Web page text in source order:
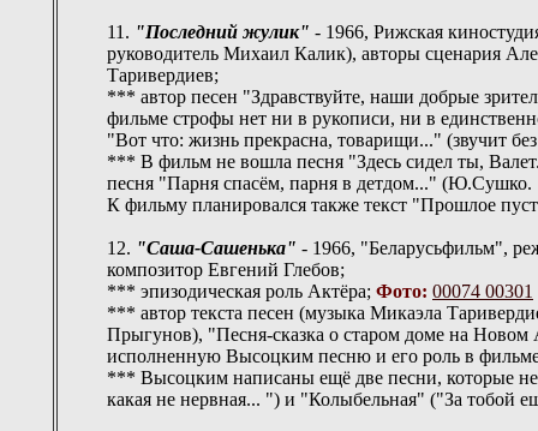
11. "Последний жулик" - 1966, Рижская
руководитель Михаил Калик), авторы сценария
Таривердиев;
*** автор песен "Здравствуйте, наши добрые
фильме строфы нет ни в рукописи, ни в
"Вот что: жизнь прекрасна, товарищи..." (звучит
*** В фильм не вошла песня "Здесь сидел ты,
песня "Парня спасём, парня в детдом..."
К фильму планировался также текст "Прошлое
12. "Саша-Сашенька" - 1966, "Беларусьфильм",
композитор Евгений Глебов;
*** эпизодическая роль Актёра; Фото: 00074 00301
*** автор текста песен (музыка Микаэла
Прыгунов), "Песня-сказка о старом доме на
исполненную Высоцким песню и его роль в
*** Высоцким написаны ещё две песни, которые
какая не нервная... ") и "Колыбельная" ("За тобой